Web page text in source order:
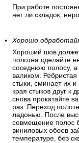
При работе
нет ли складок,
Хорошо
Хороший шов
полотна сделайте
соседнюю полосу, а
валиком. Ребристая
стыки, сминает их
края стыков друг к
снова прокатайте
раз. Переход
ладонью. После
совмещение полос
виниловых обоев
температуре, без